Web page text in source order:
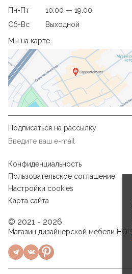
Пн-Пт
10:00 — 19.00
Сб-Вс
Выходной
Мы на карте
Подписаться на рассылку
Конфиденциальность
Пользовательское соглашение
Настройки cookies
Карта сайта
© 2021 - 2026
Магазин дизайнерской мебели